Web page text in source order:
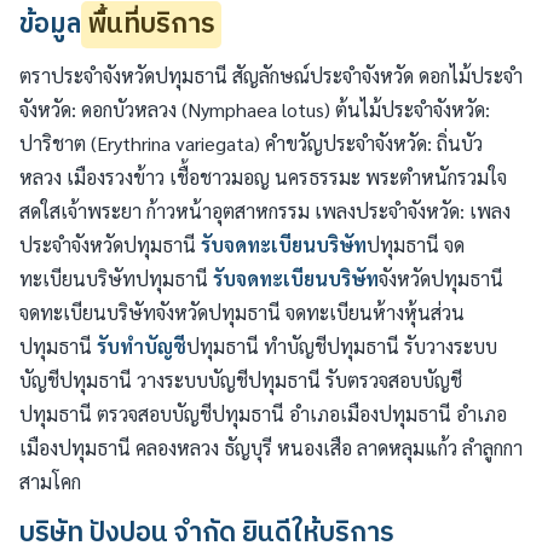
ข้อมูลพื้นที่บริการ
ตราประจำจังหวัดปทุมธานี สัญลักษณ์ประจำจังหวัด ดอกไม้ประจำ
จังหวัด: ดอกบัวหลวง (Nymphaea lotus) ต้นไม้ประจำจังหวัด:
ปาริชาต (Erythrina variegata) คำขวัญประจำจังหวัด: ถิ่นบัว
หลวง เมืองรวงข้าว เชื้อชาวมอญ นครธรรมะ พระตำหนักรวมใจ
สดใสเจ้าพระยา ก้าวหน้าอุตสาหกรรม เพลงประจำจังหวัด: เพลง
ประจำจังหวัดปทุมธานี รับจดทะเบียนบริษัทปทุมธานี จด
ทะเบียนบริษัทปทุมธานี รับจดทะเบียนบริษัทจังหวัดปทุมธานี
จดทะเบียนบริษัทจังหวัดปทุมธานี จดทะเบียนห้างหุ้นส่วน
ปทุมธานี รับทำบัญชีปทุมธานี ทำบัญชีปทุมธานี รับวางระบบ
บัญชีปทุมธานี วางระบบบัญชีปทุมธานี รับตรวจสอบบัญชี
ปทุมธานี ตรวจสอบบัญชีปทุมธานี อำเภอเมืองปทุมธานี อำเภอ
เมืองปทุมธานี คลองหลวง ธัญบุรี หนองเสือ ลาดหลุมแก้ว ลำลูกกา
สามโคก
บริษัท ปังปอน จำกัด ยินดีให้บริการ